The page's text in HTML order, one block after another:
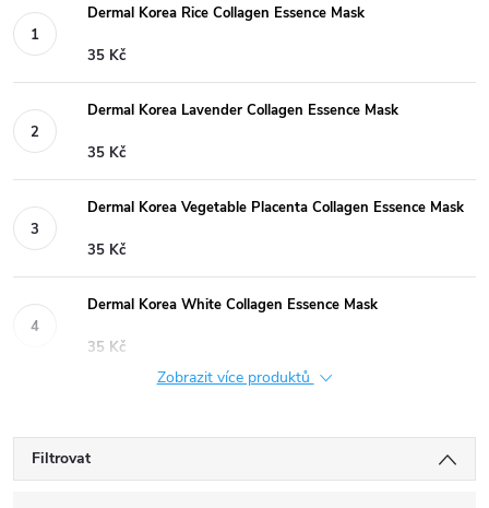
Dermal Korea Rice Collagen Essence Mask
35 Kč
Dermal Korea Lavender Collagen Essence Mask
35 Kč
Dermal Korea Vegetable Placenta Collagen Essence Mask
35 Kč
Dermal Korea White Collagen Essence Mask
35 Kč
Zobrazit více produktů
Filtrovat